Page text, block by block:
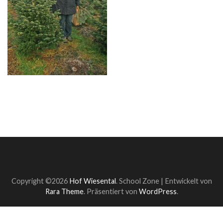
Copyright ©2026 Hof Wiesental. School Zone | Entwickelt von
Rara Theme. Präsentiert von WordPress.